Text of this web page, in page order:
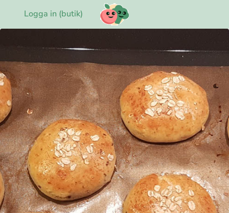
Logga in (butik)